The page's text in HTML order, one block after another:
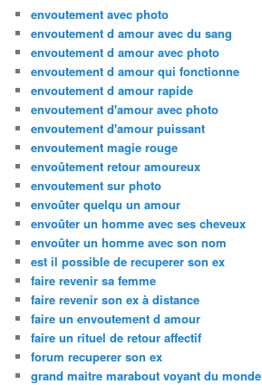
envoutement avec photo
envoutement d amour avec du sang
envoutement d amour avec photo
envoutement d amour qui fonctionne
envoutement d amour rapide
envoutement d'amour avec photo
envoutement d'amour puissant
envoutement magie rouge
envoûtement retour amoureux
envoutement sur photo
envoûter quelqu un amour
envoûter un homme avec ses cheveux
envoûter un homme avec son nom
est il possible de recuperer son ex
faire revenir sa femme
faire revenir son ex à distance
faire un envoutement d amour
faire un rituel de retour affectif
forum recuperer son ex
grand maitre marabout voyant du monde